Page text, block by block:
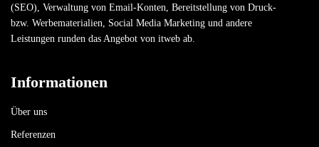
(SEO), Verwaltung von Email-Konten, Bereitstellung von Druck-
bzw. Werbematerialien, Social Media Marketing und andere
Leistungen runden das Angebot von itweb ab.
Informationen
Über uns
Referenzen